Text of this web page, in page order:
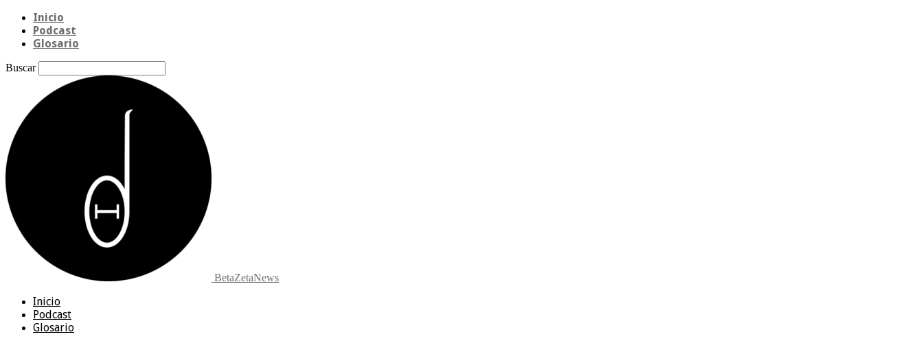
Inicio
Podcast
Glosario
Buscar
BetaZetaNews
Inicio
Podcast
Glosario